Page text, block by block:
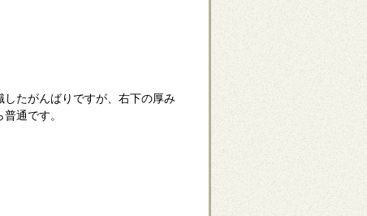
したがんばりですが、右下の厚み
通です。